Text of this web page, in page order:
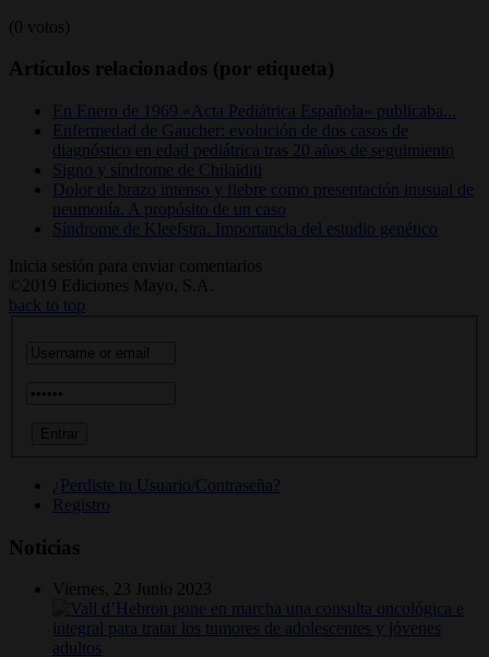
(0 votos)
Artículos relacionados (por etiqueta)
En Enero de 1969 «Acta Pediátrica Española» publicaba...
Enfermedad de Gaucher: evolución de dos casos de
diagnóstico en edad pediátrica tras 20 años de seguimiento
Signo y síndrome de Chilaiditi
Dolor de brazo intenso y fiebre como presentación inusual de
neumonía. A propósito de un caso
Síndrome de Kleefstra. Importancia del estudio genético
Inicia sesión para enviar comentarios
©2019 Ediciones Mayo, S.A.
back to top
¿Perdiste tu Usuario/Contraseña?
Registro
Noticias
Viernes, 23 Junio 2023